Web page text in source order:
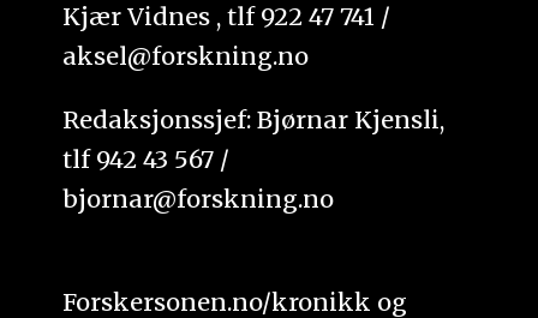
Kjær Vidnes , tlf 922 47 741 /
aksel@forskning.no
Redaksjonssjef: Bjørnar Kjensli,
tlf 942 43 567 /
bjornar@forskning.no
Forskersonen.no/kronikk og